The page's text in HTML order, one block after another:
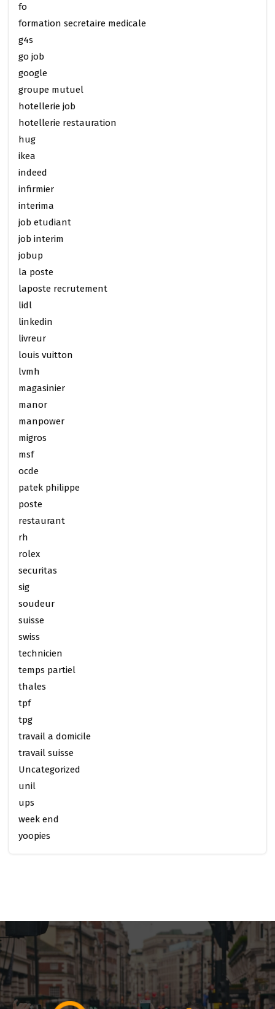
fo
formation secretaire medicale
g4s
go job
google
groupe mutuel
hotellerie job
hotellerie restauration
hug
ikea
indeed
infirmier
interima
job etudiant
job interim
jobup
la poste
laposte recrutement
lidl
linkedin
livreur
louis vuitton
lvmh
magasinier
manor
manpower
migros
msf
ocde
patek philippe
poste
restaurant
rh
rolex
securitas
sig
soudeur
suisse
swiss
technicien
temps partiel
thales
tpf
tpg
travail a domicile
travail suisse
Uncategorized
unil
ups
week end
yoopies